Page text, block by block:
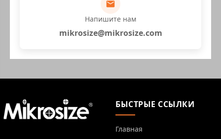
Напишите нам
mikrosize@mikrosize.com
БЫСТРЫЕ ССЫЛКИ
Главная